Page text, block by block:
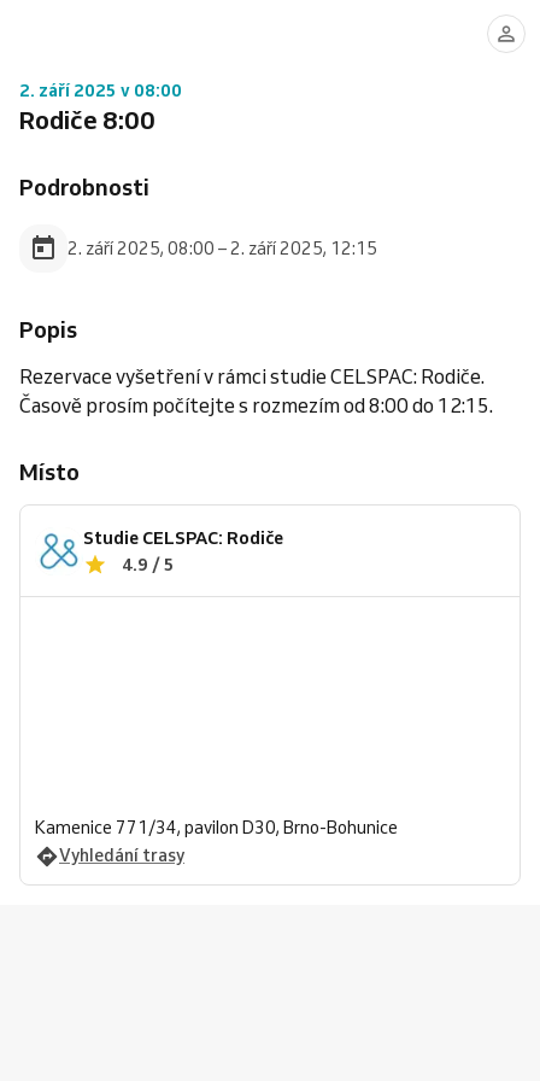
2. září 2025 v 08:00
Rodiče 8:00
Podrobnosti
2. září 2025, 08:00 – 2. září 2025, 12:15
Popis
Rezervace vyšetření v rámci studie CELSPAC: Rodiče.
Časově prosím počítejte s rozmezím od 8:00 do 12:15.
Místo
Studie CELSPAC: Rodiče
4.9 / 5
Kamenice 771/34, pavilon D30, Brno-Bohunice
Vyhledání trasy